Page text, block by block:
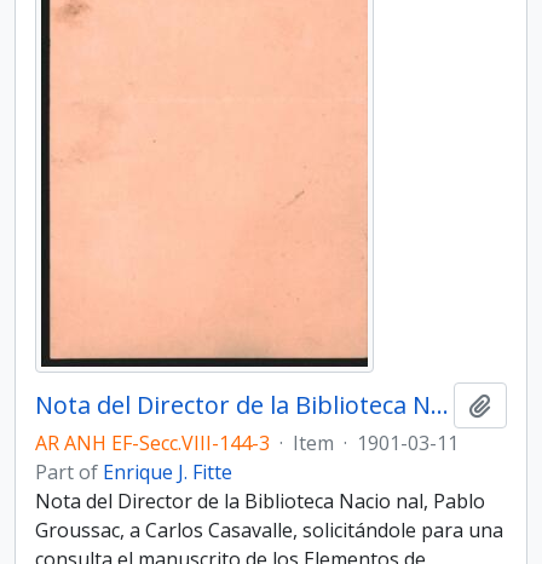
Nota del Director de la Biblioteca Nacio­nal, Pablo Groussac, a Carlos Casavalle
AR ANH EF-Secc.VIII-144-3 · Item · 1901-03-11
Part of Enrique J. Fitte
Nota del Director de la Biblioteca Nacio­ nal, Pablo
Groussac, a Carlos Casavalle, solicitándole para una